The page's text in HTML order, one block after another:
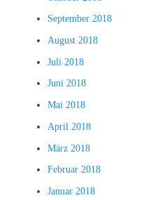
September 2018
August 2018
Juli 2018
Juni 2018
Mai 2018
April 2018
März 2018
Februar 2018
Januar 2018